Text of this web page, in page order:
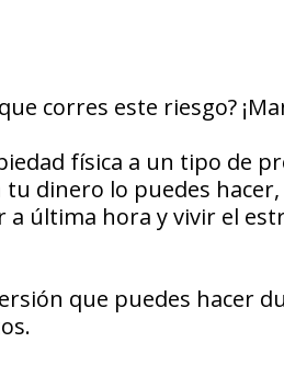
corres este riesgo?
física a un tipo de
dinero lo puedes
a última hora y vivir el
que puedes hacer